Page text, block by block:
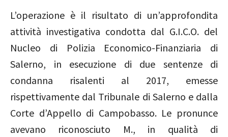
L’operazione è il risultato di un’approfondita
attività investigativa condotta dal G.I.C.O. del
Nucleo di Polizia Economico-Finanziaria di
Salerno, in esecuzione di due sentenze di
condanna risalenti al 2017, emesse
rispettivamente dal Tribunale di Salerno e dalla
Corte d’Appello di Campobasso. Le pronunce
avevano riconosciuto M., in qualità di